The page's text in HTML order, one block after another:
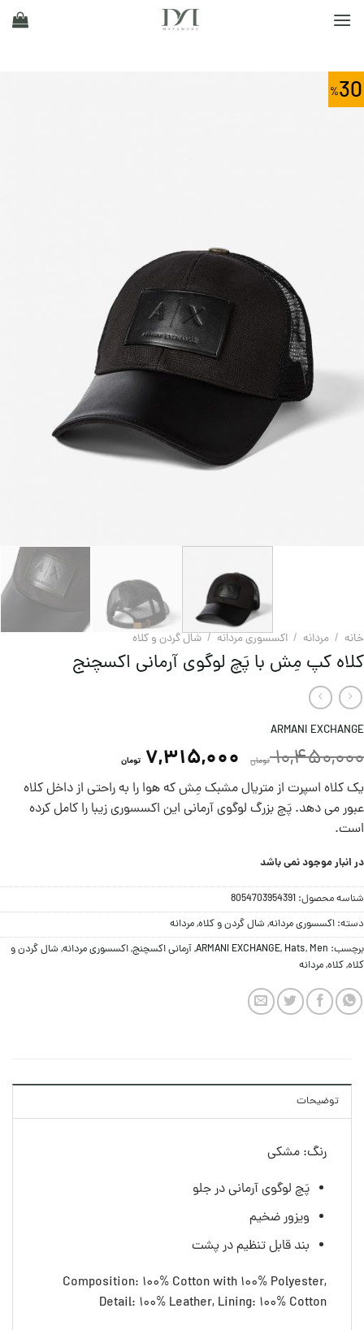
30
خانه / مردانه / اکسسوری مردانه / شال گردن و کلاه
کلاه کپ مِش با پَچ لوگوی آرمانی اکسچنج
ARMANI EXCHANGE
10,450,000 تومان 7,315,000 تومان
یک کلاه اسپرت از متریال مشبک مِش که هوا را به راحتی از داخل کلاه
عبور می دهد. پَچ بزرگ لوگوی آرمانی این اکسسوری زیبا را کامل کرده
است.
در انبار موجود نمی باشد
شناسه محصول: 8054703954391
دسته: اکسسوری مردانه, شال گردن و کلاه,مردانه
برچسب:
ARMANI EXCHANGE, Hats, Men
,آرمانی اکسچنج,اکسسوری مردانه, شال گردن و
کلاه,کلاه,مردانه
توضیحات
رنگ: مشکی
پَچ لوگوی آرمانی در جلو
ویزور ضخیم
بند قابل تنظیم در پشت
Composition: 100% Cotton with 100% Polyester,
Detail: 100% Leather, Lining: 100% Cotton